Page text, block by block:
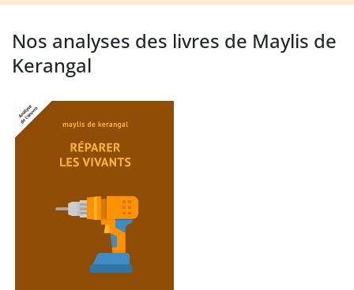
Nos analyses des livres de Maylis de
Kerangal